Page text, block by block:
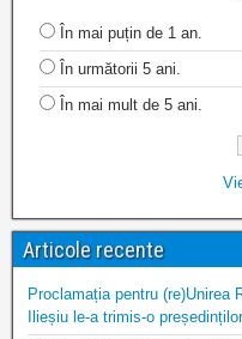
În mai puțin de 1 an.
În următorii 5 ani.
În mai mult de 5 ani.
Articole recente
Proclamația pentru (re)Unirea
Ilieșiu le-a trimis-o